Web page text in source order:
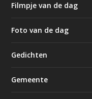
Filmpje van de dag
Foto van de dag
Gedichten
Gemeente